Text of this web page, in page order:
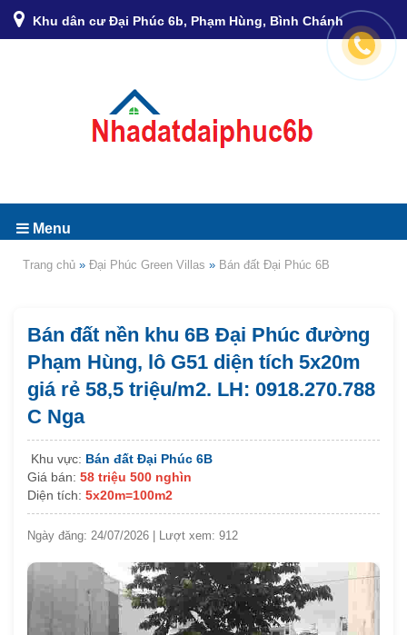
Khu dân cư Đại Phúc 6b, Phạm Hùng, Bình Chánh
Menu
Trang chủ » Đại Phúc Green Villas » Bán đất Đại Phúc 6B
Bán đất nền khu 6B Đại Phúc đường
Phạm Hùng, lô G51 diện tích 5x20m
giá rẻ 58,5 triệu/m2. LH: 0918.270.788
C Nga
Khu vực: Bán đất Đại Phúc 6B
Giá bán: 58 triệu 500 nghìn
Diện tích: 5x20m=100m2
Ngày đăng: 24/07/2026 | Lượt xem: 912